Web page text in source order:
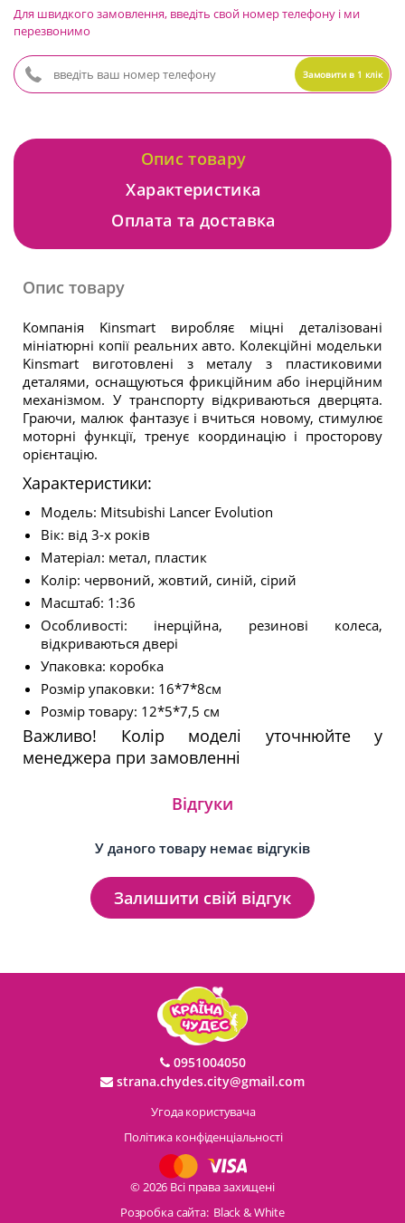
Для швидкого замовлення, введіть свой номер телефону і ми
перезвонимо
Замовити в 1 клік
Опис товару
Характеристика
Оплата та доставка
Опис товару
Компанія Kinsmart виробляє міцні деталізовані
мініатюрні копії реальних авто. Колекційні модельки
Kinsmart виготовлені з металу з пластиковими
деталями, оснащуються фрикційним або інерційним
механізмом. У транспорту відкриваються дверцята.
Граючи, малюк фантазує і вчиться новому, стимулює
моторні функції, тренує координацію і просторову
орієнтацію.
Характеристики:
Модель: Mitsubishi Lancer Evolution
Вік: від 3-х років
Матеріал: метал, пластик
Колір: червоний, жовтий, синій, сірий
Масштаб: 1:36
Особливості: інерційна, резинові колеса,
відкриваються двері
Упаковка: коробка
Розмір упаковки: 16*7*8см
Розмір товару: 12*5*7,5 см
Важливо! Колір моделі уточнюйте у
менеджера при замовленні
Відгуки
У даного товару немає відгуків
Залишити свій відгук
0951004050
strana.chydes.city@gmail.com
Угода користувача
Політика конфіденціальності
© 2026 Всі права захищені
Розробка сайта: Black & White